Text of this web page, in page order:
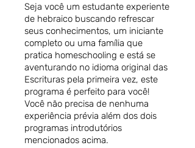
Seja você um estudante experiente
de hebraico buscando refrescar
seus conhecimentos, um iniciante
completo ou uma família que
pratica homeschooling e está se
aventurando no idioma original das
Escrituras pela primeira vez, este
programa é perfeito para você!
Você não precisa de nenhuma
experiência prévia além dos dois
programas introdutórios
mencionados acima.